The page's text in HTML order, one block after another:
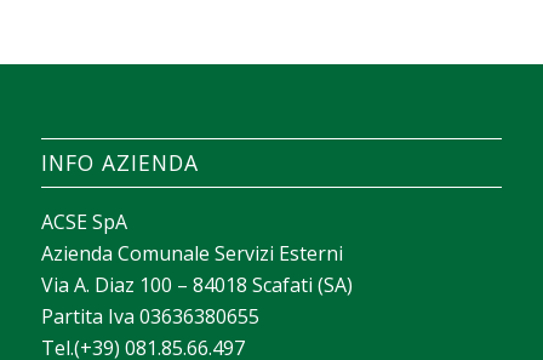
INFO AZIENDA
ACSE SpA
Azienda Comunale Servizi Esterni
Via A. Diaz 100 – 84018 Scafati (SA)
Partita Iva 03636380655
Tel.(+39) 081.85.66.497